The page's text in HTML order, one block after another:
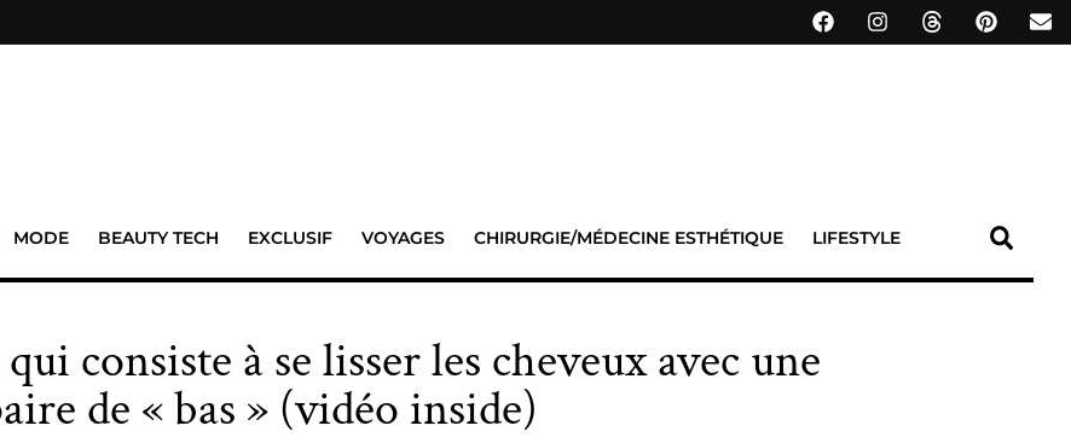
MODE BEAUTY TECH EXCLUSIF VOYAGES CHIRURGIE/MÉDECINE ESTHÉTIQUE LIFESTYLE
consiste à se lisser les cheveux avec une
de « bas » (vidéo inside)